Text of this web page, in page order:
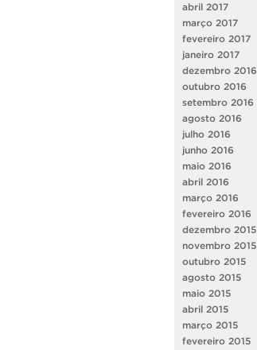
abril 2017
março 2017
fevereiro 2017
janeiro 2017
dezembro 2016
outubro 2016
setembro 2016
agosto 2016
julho 2016
junho 2016
maio 2016
abril 2016
março 2016
fevereiro 2016
dezembro 2015
novembro 2015
outubro 2015
agosto 2015
maio 2015
abril 2015
março 2015
fevereiro 2015